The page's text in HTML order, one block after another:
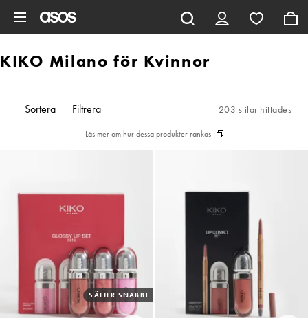
KIKO Milano för Kvinnor
Sortera Filtrera 203 stilar hittades
Läs mer om hur dessa produkter rankas
SÄLJER SNABBT